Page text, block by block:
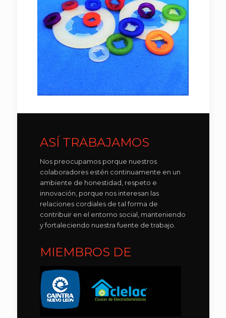
ASÍ TRABAJAMOS
Nos preocupamos porque nuestros
colaboradores estén continuamente en un
ambiente de honestidad, respeto e
innovación, porque nos interesan las
relaciones cordiales de tal forma de
contribuir en el entorno social, manteniendo
y fortaleciendo nuestra fuente de trabajo.
MIEMBROS DE